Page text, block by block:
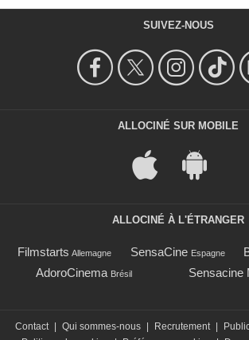
SUIVEZ-NOUS
ALLOCINÉ SUR MOBILE
ALLOCINÉ À L'ÉTRANGER
Filmstarts Allemagne SensaCine Espagne
AdoroCinema Brésil Sensacine
Contact | Qui sommes-nous | Recrutement |